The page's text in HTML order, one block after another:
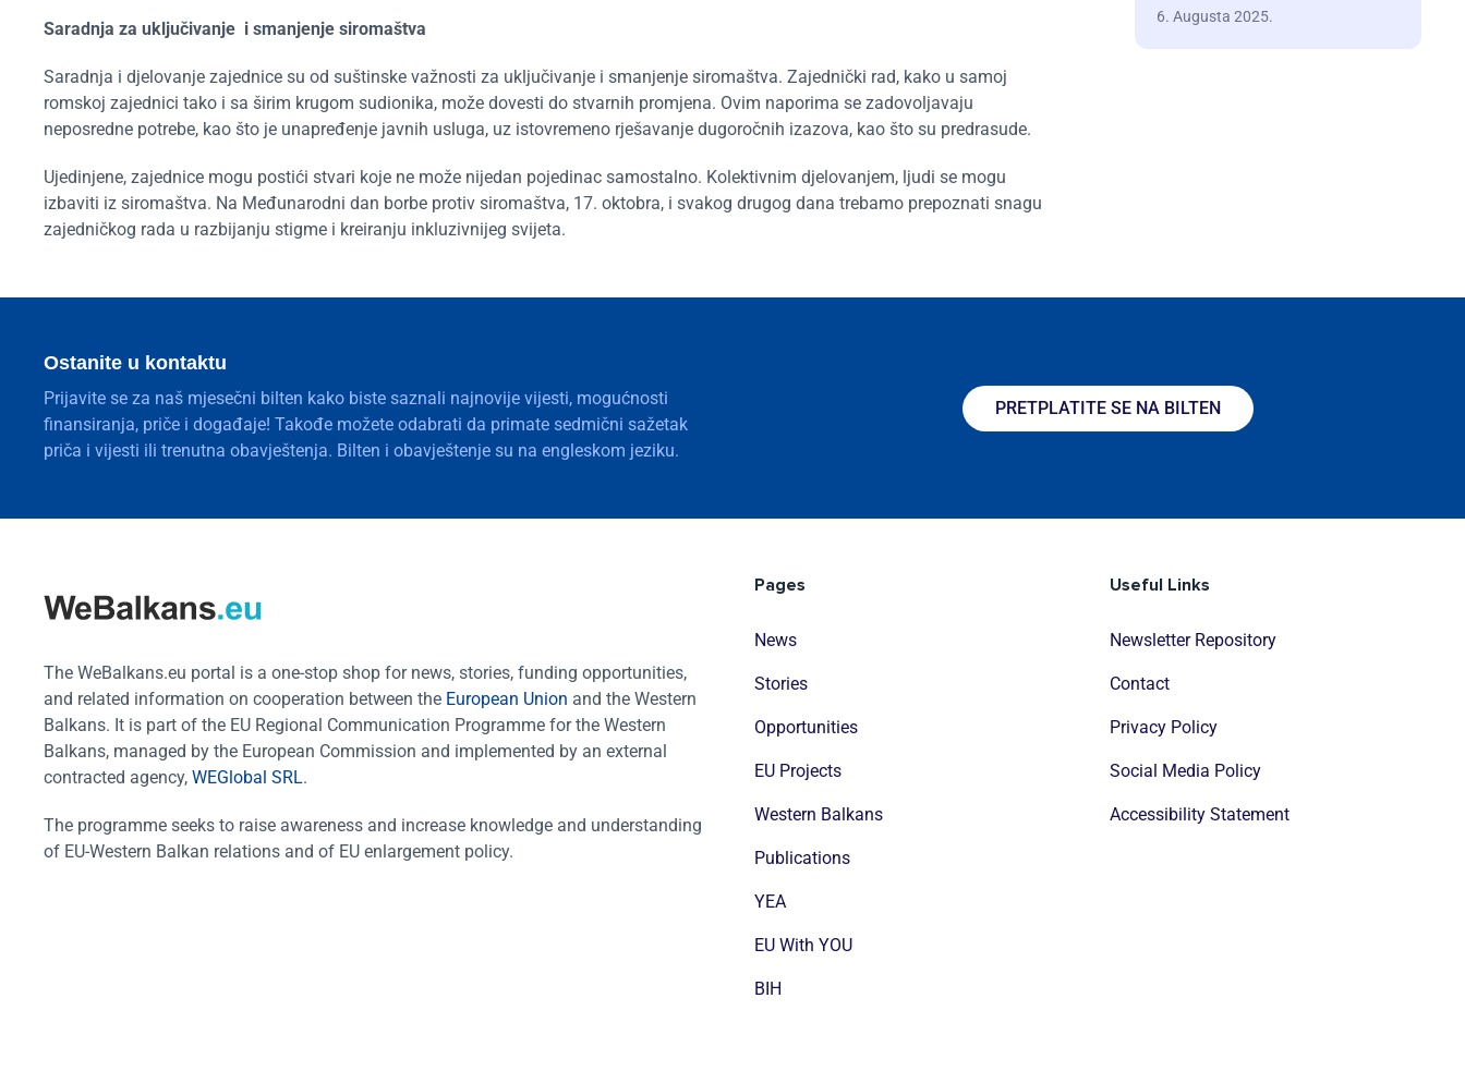
Saradnja za uključivanje i smanjenje siromaštva
Saradnja i djelovanje zajednice su od suštinske važnosti za uključivanje i smanjenje siromaštva. Zajednički rad, kako u samoj
romskoj zajednici tako i sa širim krugom sudionika, može dovesti do stvarnih promjena. Ovim naporima se zadovoljavaju
neposredne potrebe, kao što je unapređenje javnih usluga, uz istovremeno rješavanje dugoročnih izazova, kao što su predrasude.
Ujedinjene, zajednice mogu postići stvari koje ne može nijedan pojedinac samostalno. Kolektivnim djelovanjem, ljudi se mogu
izbaviti iz siromaštva. Na Međunarodni dan borbe protiv siromaštva, 17. oktobra, i svakog drugog dana trebamo prepoznati snagu
zajedničkog rada u razbijanju stigme i kreiranju inkluzivnijeg svijeta.
6. Augusta 2025.
Ostanite u kontaktu
Prijavite se za naš mjesečni bilten kako biste saznali najnovije vijesti, mogućnosti
finansiranja, priče i događaje! Takođe možete odabrati da primate sedmični sažetak
priča i vijesti ili trenutna obavještenja. Bilten i obavještenje su na engleskom jeziku.
PRETPLATITE SE NA BILTEN
The WeBalkans.eu portal is a one-stop shop for news, stories, funding opportunities,
and related information on cooperation between the European Union and the Western
Balkans. It is part of the EU Regional Communication Programme for the Western
Balkans, managed by the European Commission and implemented by an external
contracted agency, WEGlobal SRL.
The programme seeks to raise awareness and increase knowledge and understanding
of EU-Western Balkan relations and of EU enlargement policy.
Pages
News
Stories
Opportunities
EU Projects
Western Balkans
Publications
YEA
EU With YOU
BIH
Useful Links
Newsletter Repository
Contact
Privacy Policy
Social Media Policy
Accessibility Statement